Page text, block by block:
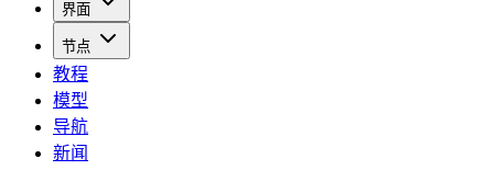
界面
节点
教程
模型
导航
新闻